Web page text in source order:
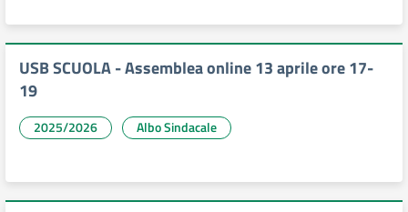
USB SCUOLA - Assemblea online 13 aprile ore 17-
19
2025/2026 Albo Sindacale